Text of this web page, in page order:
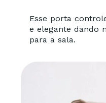
Esse porta
e elegante dando
para a sala.